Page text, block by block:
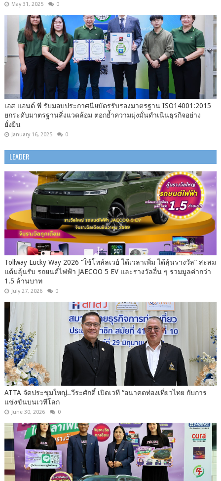
May 31, 2025 0
เอส แอนด์ พี รับมอบประกาศนียบัตรรับรองมาตรฐาน ISO14001:2015
ยกระดับมาตรฐานสิ่งแวดล้อม ตอกย้ำความมุ่งมั่นดำเนินธุรกิจอย่าง
ยั่งยืน
January 16, 2025 0
LEADER
Tollway Lucky Way 2026 “ใช้โทล์ลเวย์ ได้เวลาเพิ่ม ได้ลุ้นรางวัล” สะสม
แต้มลุ้นรับ รถยนต์ไฟฟ้า JAECOO 5 EV และรางวัลอื่น ๆ รวมมูลค่ากว่า
1.5 ล้านบาท
July 27, 2026 0
ATTA จัดประชุมใหญ่..วีระศักดิ์ เปิดเวที “อนาคตท่องเที่ยวไทย กับการ
แข่งขันบนเวทีโลก
June 30, 2026 0